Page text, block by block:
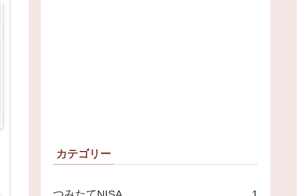
カテゴリー